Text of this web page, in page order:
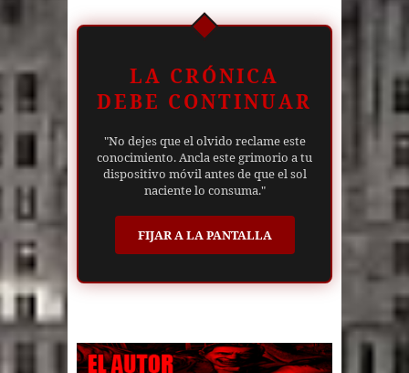
LA CRÓNICA
DEBE CONTINUAR
"No dejes que el olvido reclame este
conocimiento. Ancla este grimorio a tu
dispositivo móvil antes de que el sol
naciente lo consuma."
FIJAR A LA PANTALLA